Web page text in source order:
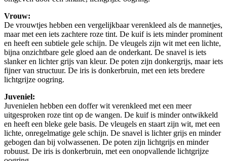
Vrouw:
De vrouwtjes hebben een vergelijkbaar verenkleed als de mannetjes,
maar met een iets zachtere roze tint. De kuif is iets minder prominent
en heeft een subtiele gele schijn. De vleugels zijn wit met een lichte,
bijna onzichtbare gele gloed aan de onderkant. De snavel is iets
slanker en lichter grijs van kleur. De poten zijn donkergrijs, maar iets
fijner van structuur. De iris is donkerbruin, met een iets bredere
lichtgrijze oogring.
Juveniel:
Juvenielen hebben een doffer wit verenkleed met een meer
uitgesproken roze tint op de wangen. De kuif is minder ontwikkeld
en heeft een bleke gele basis. De vleugels en staart zijn wit, met een
lichte, onregelmatige gele schijn. De snavel is lichter grijs en minder
gebogen dan bij volwassenen. De poten zijn lichtgrijs en minder
robuust. De iris is donkerbruin, met een onopvallende lichtgrijze